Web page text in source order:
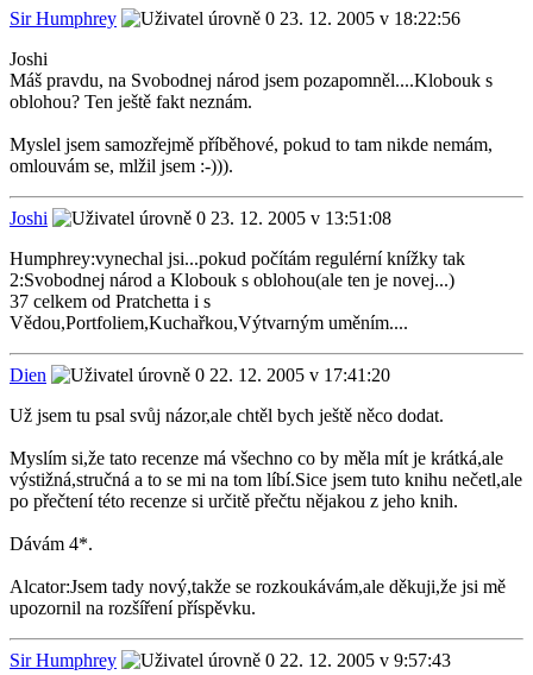
Sir Humphrey
23. 12. 2005 v 18:22:56
Joshi
Máš pravdu, na Svobodnej národ jsem pozapomněl....Klobouk s
oblohou? Ten ještě fakt neznám.
Myslel jsem samozřejmě příběhové, pokud to tam nikde nemám,
omlouvám se, mlžil jsem :-))).
Joshi
23. 12. 2005 v 13:51:08
Humphrey:vynechal jsi...pokud počítám regulérní knížky tak
2:Svobodnej národ a Klobouk s oblohou(ale ten je novej...)
37 celkem od Pratchetta i s
Vědou,Portfoliem,Kuchařkou,Výtvarným uměním....
Dien
22. 12. 2005 v 17:41:20
Už jsem tu psal svůj názor,ale chtěl bych ještě něco dodat.
Myslím si,že tato recenze má všechno co by měla mít je krátká,ale
výstižná,stručná a to se mi na tom líbí.Sice jsem tuto knihu nečetl,ale
po přečtení této recenze si určitě přečtu nějakou z jeho knih.
Dávám 4*.
Alcator:Jsem tady nový,takže se rozkoukávám,ale děkuji,že jsi mě
upozornil na rozšíření příspěvku.
Sir Humphrey
22. 12. 2005 v 9:57:43